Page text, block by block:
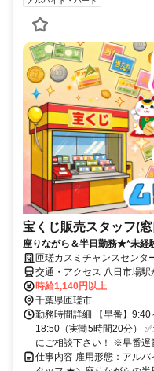
宝くじ販売スタッフ(
座りながら＆半日勤務★*未経
匝瑳カスミチャンスセンタ
交通・アクセス 八日市場
時給1,140円以上
千葉県匝瑳市
勤務時間詳細 【早番】
18:50（実働5時間20分）
にご相談下さい！ ※早番
仕事内容 雇用形態：アル